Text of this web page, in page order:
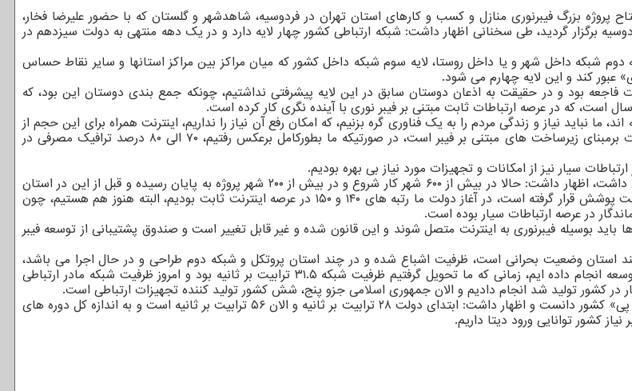
پروژه بزرگ فیبرنوری منازل و کسب و کارهای استان تهران در فردوسیه، شاهدشهر و گلستان که با حضور علیرضا فخار،
برگزار گردید، طی سخنانی اظهار داشت: شبکه ارتباطی کشور چهار لایه دارد و در یک دهه منتهی به دولت سیزدهم در
شبکه داخل شهر و یا داخل روستا، لایه سوم شبکه داخل کشور که میان مراکز بین مراکز استانها و سایر نقاط حساس
کند و این لایه چهارم می شود.
فاجعه بود و در حقیقت به اذعان دوستان سابق در این لایه پیشرفتی نداشتیم، چونکه جمع بندی دوستان این بود، که
قرار گرفته اند، ما نباید نیاز و زندگی مردم را به یک فناوری گره بزنیم، که امکان رفع آن نیاز را نداریم، اینترنت همراه برای این حجم از
ارتباطات پیش بینی نشده و در کشورهای پیشرفته ۷۰ الی ۸۰ درصد ترافیک ارتباطات برمبنای زیرساخت های مبتنی بر فیبر است، در صورتیکه ما بطورکامل برعکس رفتیم، ۷۰ الی ۸۰ درصد ترافیک مصرفی در
سیار نیز از امکانات و تجهیزات مورد نیاز بی بهره بودیم.
وزیر ارتباطات و فناوری اطلاعات با اعلان اینکه ارتقا شبکه فیبرنوری نیاز به مرد میدان داشت، اظهار داشت: حالا در بیش از ۶۰۰ شهر کار شروع و در بیش از ۲۰۰ شهر پروژه به پایان رسیده و قبل از این در استان
خراسان شمالی نیز افتتاح داشتیم و الان بیش از ۴۰ درصد کشور در عرصه شهری تحت پوشش قرار گرفته است، در آغاز دولت ما رتبه های ۱۴۰ و ۱۵۰ در عرصه اینترنت ثابت بودیم، البته هنوز هم هستیم، چون
در عرصه ارتباطات سیار بوده است.
بوسیله فیبرنوری به اینترنت متصل شوند و این قانون شده و غیر قابل تغییر است و صندوق پشتیبانی از توسعه فیبر
استان وضعیت بحرانی است، ظرفیت اشباع شده و در چند استان پروتکل و شبکه دوم طراحی و در حال اجرا می باشد،
درباب شبکه مادر ارتباطی داخل کشور نیز به اندازه سه دهه قبل از دولت سیزدهم توسعه انجام داده ایم، زمانی که ما تحویل گرفتیم ظرفیت شبکه ۳۱.۵ ترابیت بر ثانیه بود و امروز ظرفیت شبکه مادر ارتباطی
وزیر ارتباطات و فناوری اطلاعات شاخص دوم توسعه شبکه مادر ارتباطی را شبکه «آی پی» کشور دانست و اظهار داشت: ابتدای دولت ۲۸ ترابیت بر ثانیه و الان ۵۶ ترابیت بر ثانیه است و به اندازه کل دوره های
کشور توانایی ورود دیتا داریم.